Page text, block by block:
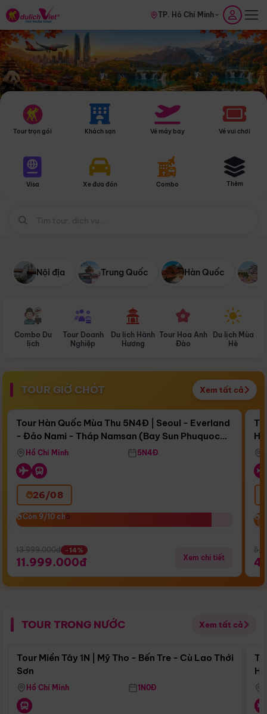
TP. Hồ Chí Minh
Tour trọn gói Khách sạn Vé máy bay Vé vui chơi
Visa Xe đưa đón Combo Thêm
Nội địa Trung Quốc Hàn Quốc
Combo Du
lịch
Tour Doanh
Nghiệp
Du lịch Hành
Hương
Tour Hoa Anh
Đào
Du lịch Mùa
Hè
TOUR GIỜ CHÓT Xem tất cả
Còn16 ngày 17:06:20
Bay Sun Phuquoc Airways
Điểm nổi bật
Tour Hàn Quốc Mùa Thu 5N4Đ | Seoul - Everland
- Đảo Nami - Tháp Namsan (Bay Sun Phuquoc
Airways)
Hồ Chí Minh 5N4Đ
26/08
Còn 9/10 chỗ
Còn 9/10 chỗ
13.999.000đ -14%
11.999.000đ Xem chi tiết
TOUR TRONG NƯỚC Xem tất cả
Điểm nổi bật
Tour Miền Tây 1N | Mỹ Tho - Bến Tre - Cù Lao Thới
Sơn
Hồ Chí Minh 1N0Đ